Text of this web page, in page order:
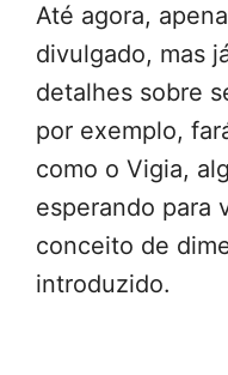
Até agora,
divulgado, mas
detalhes sobre
por exemplo,
como o Vigia,
esperando para
conceito de
introduzido.